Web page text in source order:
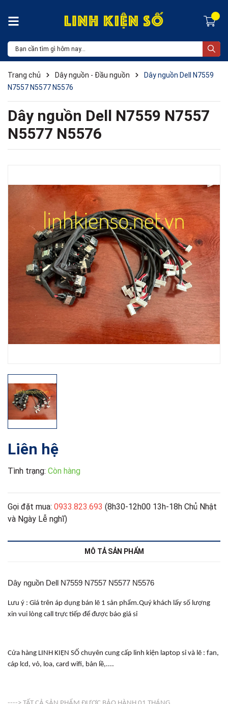
Trang chủ Dây nguồn - Đầu nguồn
Dây nguồn Dell N7559
N7557 N5577 N5576
Dây nguồn Dell N7559 N7557
N5577 N5576
Liên hệ
Tình trạng: Còn hàng
Gọi đặt mua: 0933.823.693 (8h30-12h00 13h-18h Chủ Nhật
và Ngày Lễ nghĩ)
MÔ TẢ SẢN PHẨM
Dây nguồn Dell N7559 N7557 N5577 N5576
Lưu ý : Giá trên áp dụng bán lẽ 1 sản phẩm.Quý khách lấy số lượng
xin vui lòng call trực tiếp để được báo giá sỉ
Cửa hàng LINH KIỆN SỐ chuyên cung cấp linh kiện laptop sỉ và lẽ : fan,
cáp lcd, vỏ, loa, card wifi, bản lề,....